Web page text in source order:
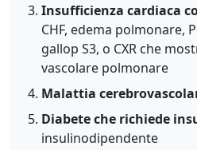
Insufficienza cardiaca
CHF, edema polmonare,
gallop S3, o CXR che
vascolare polmonare
Malattia
Diabete che richiede
insulinodipendente